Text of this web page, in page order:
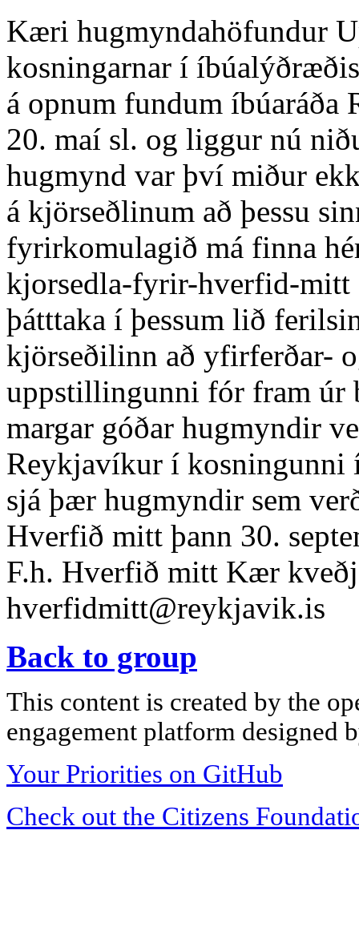
Kæri hugmyndahöfundur
kosningarnar í
á opnum fundum
20. maí sl. og liggur nú
hugmynd var því miður
á kjörseðlinum að þessu
fyrirkomulagið má finna
kjorsedla-fyrir-hverfid-
þátttaka í þessum lið
kjörseðilinn að yfirferðar-
uppstillingunni fór fram úr
margar góðar hugmyndir
Reykjavíkur í kosningunni
sjá þær hugmyndir sem
Hverfið mitt þann 30.
F.h. Hverfið mitt Kær
hverfidmitt@reykjavik.is
Back to group
This content is created by the
engagement platform designed
Your Priorities on GitHub
Check out the Citizens